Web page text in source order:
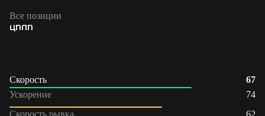
Все позиции
ЦППП
Скорость
67
Ускорение
74
Скорость рывка
62